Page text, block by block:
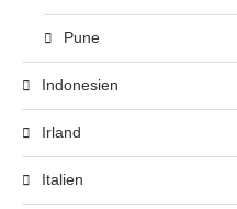
Pune
Indonesien
Irland
Italien